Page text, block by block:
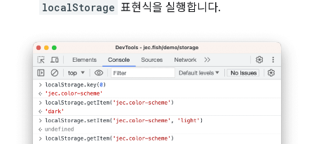
localStorage 표현식을 실행합니다.